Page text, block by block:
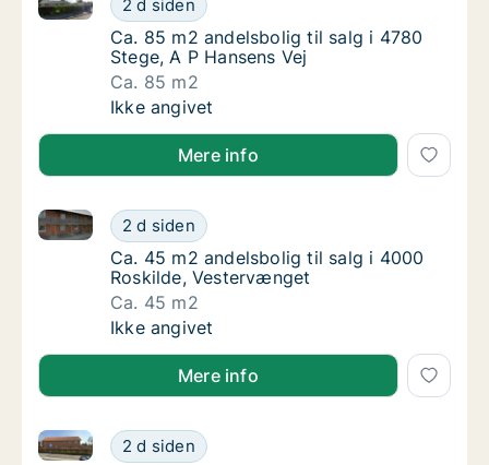
2 d siden
Ca. 85 m2 andelsbolig til salg i 4780 Stege,
Ca. 85 m2 andelsbolig til salg i 4780
Stege, A P Hansens Vej
Ca. 85 m2
Ca. 85 m2 andelsbolig til salg i 4780 Stege,
Ikke angivet
Mere info
Ca. 45 m2 andelsbolig til salg i 4000
2 d siden
Ca. 45 m2 andelsbolig til salg i 4000 Roskilde,
Ca. 45 m2 andelsbolig til salg i 4000
Ca. 45 m2 andelsbolig til salg i 4000
Roskilde, Vestervænget
Ca. 45 m2
Ca. 45 m2 andelsbolig til salg i 4000
Ikke angivet
Mere info
Ca. 95 m2 andelsbolig til salg i 4540
2 d siden
Ca. 95 m2 andelsbolig til salg i 4540 Fårevejle,